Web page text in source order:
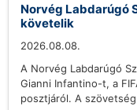
Norvég Labdarúgó
követelik
2026.08.08.
A Norvég Labdarúgó
Gianni Infantino-t, a
posztjáról. A